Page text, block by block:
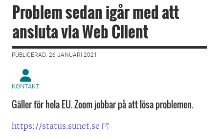
Problem sedan igår med att
ansluta via Web Client
PUBLICERAD: 26 JANUARI 2021
KONTAKT
Gäller för hela EU. Zoom jobbar på att lösa problemen.
https://status.sunet.se